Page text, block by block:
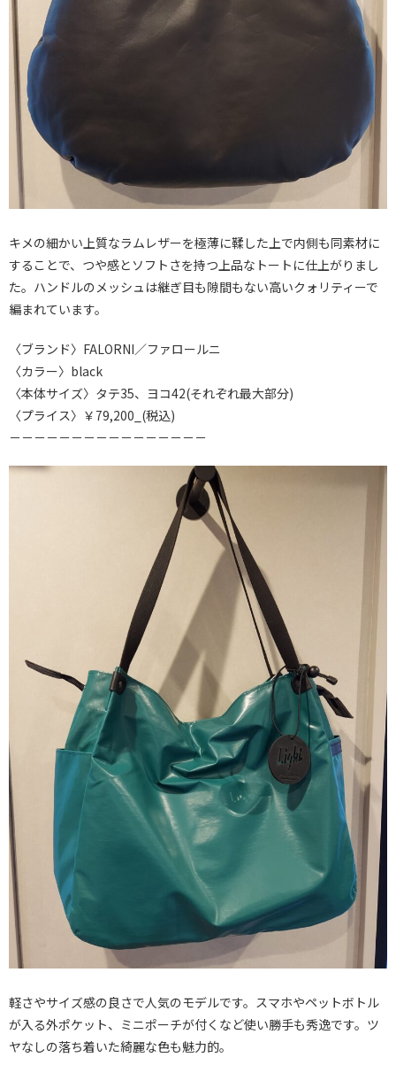
キメの細かい上質なラムレザーを極薄に鞣した上で内側も同素材に
することで、つや感とソフトさを持つ上品なトートに仕上がりまし
た。ハンドルのメッシュは継ぎ目も隙間もない高いクォリティーで
編まれています。
〈ブランド〉FALORNI／ファロールニ
〈カラー〉black
〈本体サイズ〉タテ35、ヨコ42(それぞれ最大部分)
〈プライス〉￥79,200_(税込)
－－－－－－－－－－－－－－－－
軽さやサイズ感の良さで人気のモデルです。スマホやペットボトル
が入る外ポケット、ミニポーチが付くなど使い勝手も秀逸です。ツ
ヤなしの落ち着いた綺麗な色も魅力的。